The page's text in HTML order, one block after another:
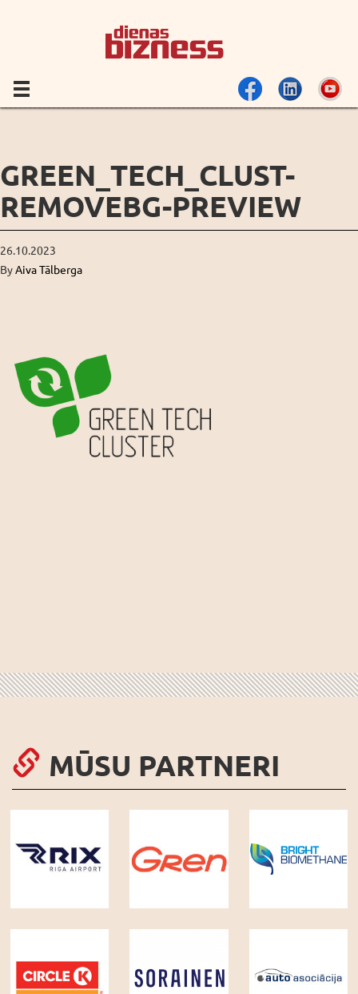
GREEN_TECH_CLUST-
REMOVEBG-PREVIEW
26.10.2023
ByAiva Tālberga
MŪSU PARTNERI